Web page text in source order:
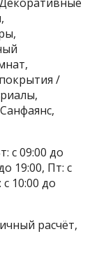
/
с 09:00 до
19:00, Пт: с
с 10:00 до
расчёт,